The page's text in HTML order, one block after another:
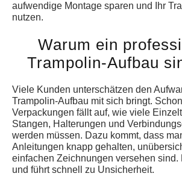
aufwendige Montage sparen und Ihr
nutzen.
Warum ein
Trampolin-Aufbau
Viele Kunden unterschätzen den
Trampolin-Aufbau mit sich bringt.
Verpackungen fällt auf, wie viele
Stangen, Halterungen und
werden müssen. Dazu kommt, dass
Anleitungen knapp gehalten,
einfachen Zeichnungen versehen sind.
und führt schnell zu Unsicherheit.